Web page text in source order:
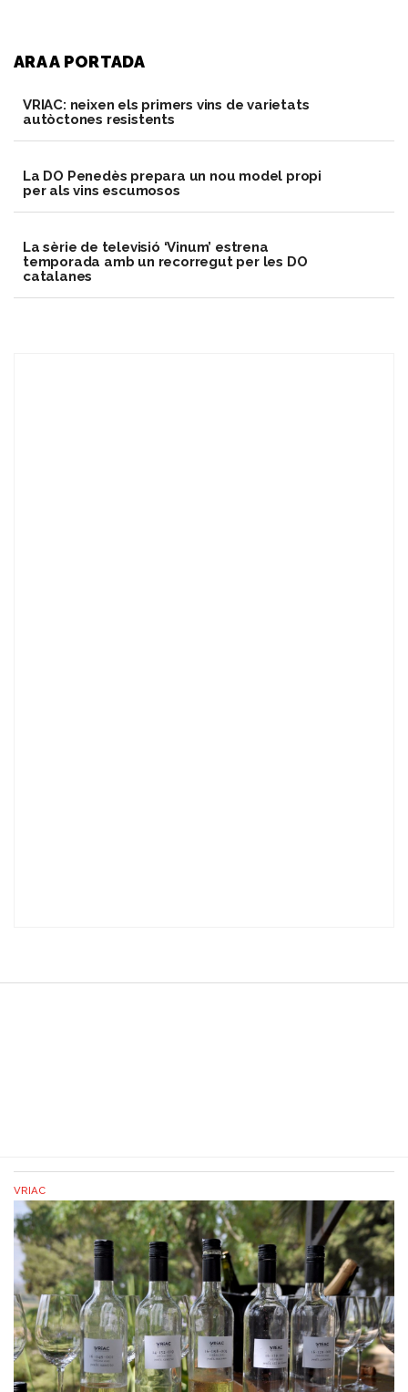
ARA A PORTADA
VRIAC: neixen els primers vins de varietats
autòctones resistents
​La DO Penedès prepara un nou model propi
per als vins escumosos
La sèrie de televisió ‘Vinum’ estrena
temporada amb un recorregut per les DO
catalanes
VRIAC